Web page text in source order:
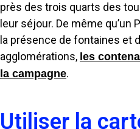
près des trois quarts des
leur séjour. De même qu’un
la présence de fontaines et
agglomérations, les
la campagne.
Utiliser la